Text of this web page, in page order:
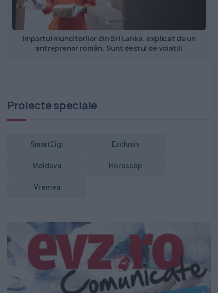
Importul muncitorilor din Sri Lanka, explicat de un
antreprenor român. Sunt destul de volatili
Proiecte speciale
SmartDigi Exclusiv
Moldova Horoscop
Vremea